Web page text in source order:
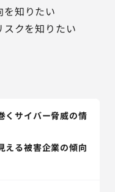
を知りたい
スクを知りたい
くサイバー脅威の情
える被害企業の傾向